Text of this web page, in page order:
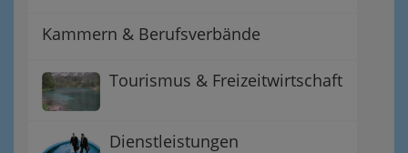
Kammern & Berufsverbände
Tourismus & Freizeitwirtschaft
Dienstleistungen